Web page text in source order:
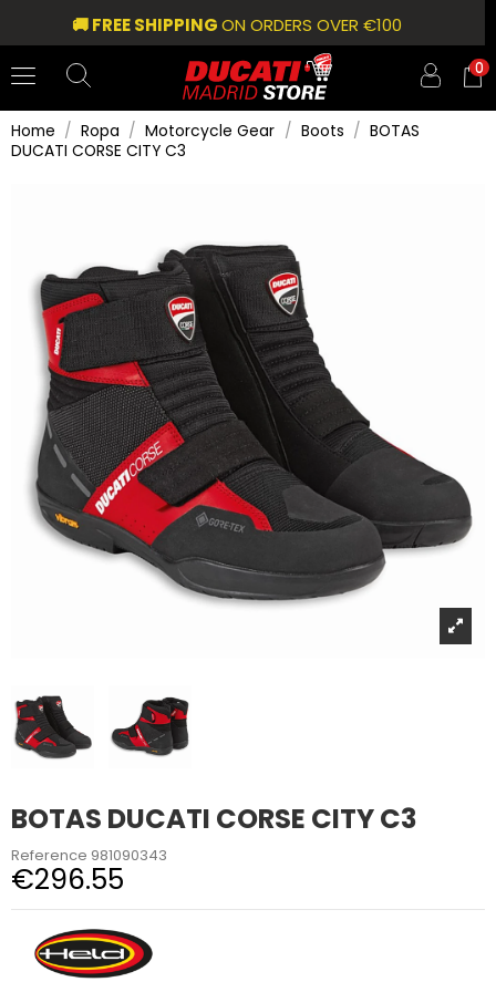
🚚 FREE SHIPPINGON ORDERS OVER €100
0
Home Ropa Motorcycle Gear Boots
BOTAS
DUCATI CORSE CITY C3
BOTAS DUCATI CORSE CITY C3
Reference 981090343
€296.55